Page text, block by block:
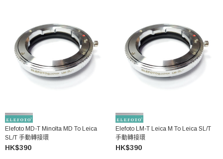
Elefoto MD-T Minolta MD To Leica
SL/T 手動轉接環
HK$390
Elefoto LM-T Leica M To Leica SL/T
手動轉接環
HK$390